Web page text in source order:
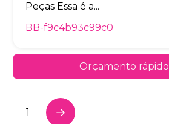
Peças Essa é a...
BB-f9c4b93c99c0
Orçamento rápido
1 Next